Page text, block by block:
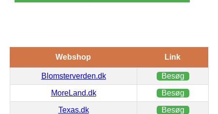
Webshop Link
Blomsterverden.dk Besøg
MoreLand.dk Besøg
Texas.dk Besøg